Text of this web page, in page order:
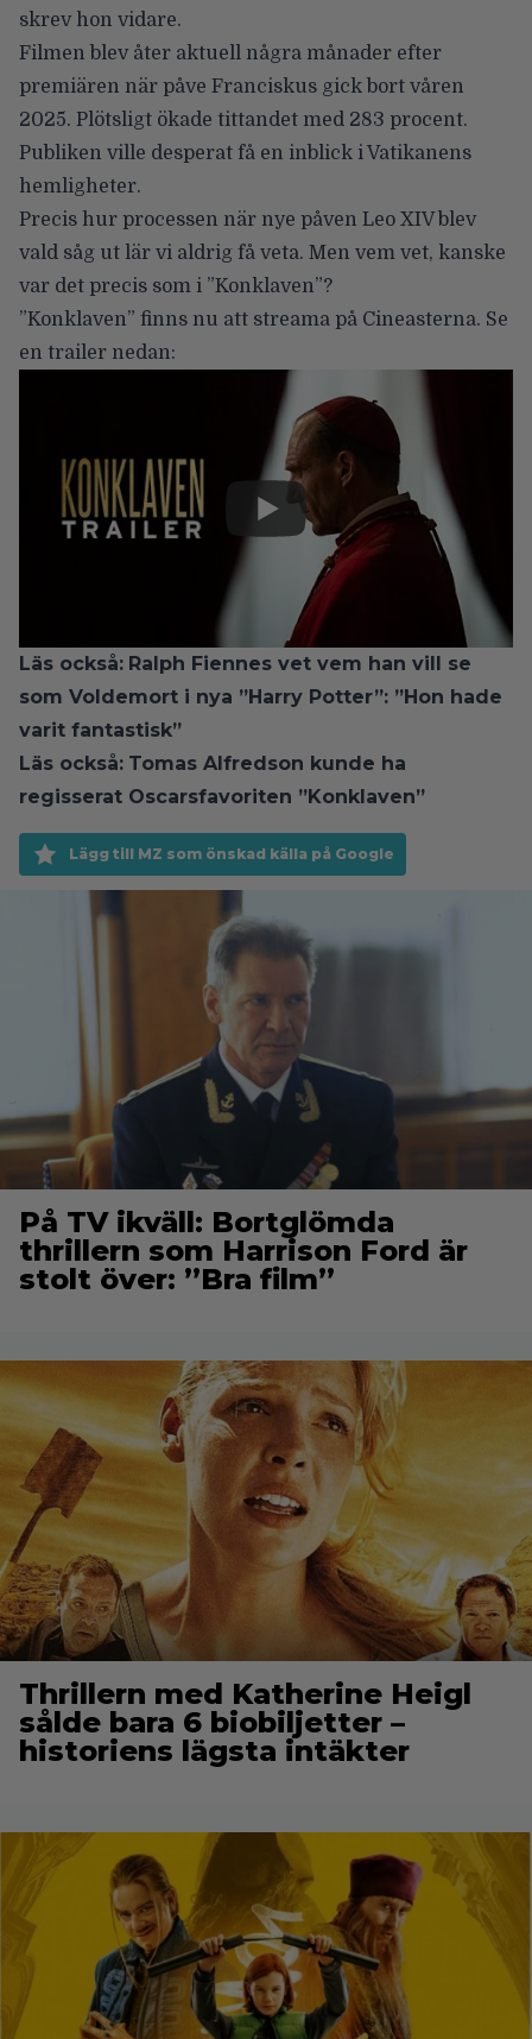
skrev hon vidare.
Filmen blev åter aktuell några månader efter
premiären när påve Franciskus gick bort våren
2025. Plötsligt ökade tittandet med 283 procent.
Publiken ville desperat få en inblick i Vatikanens
hemligheter.
Precis hur processen när nye påven Leo XIV blev
vald såg ut lär vi aldrig få veta. Men vem vet, kanske
var det precis som i ”Konklaven”?
”Konklaven” finns nu att streama på Cineasterna. Se
en trailer nedan:
Läs också: Ralph Fiennes vet vem han vill se
som Voldemort i nya ”Harry Potter”: ”Hon hade
varit fantastisk”
Läs också: Tomas Alfredson kunde ha
regisserat Oscarsfavoriten ”Konklaven”
Lägg till MZ som önskad källa på Google
På TV ikväll: Bortglömda
thrillern som Harrison Ford är
stolt över: ”Bra film”
Thrillern med Katherine Heigl
sålde bara 6 biobiljetter –
historiens lägsta intäkter